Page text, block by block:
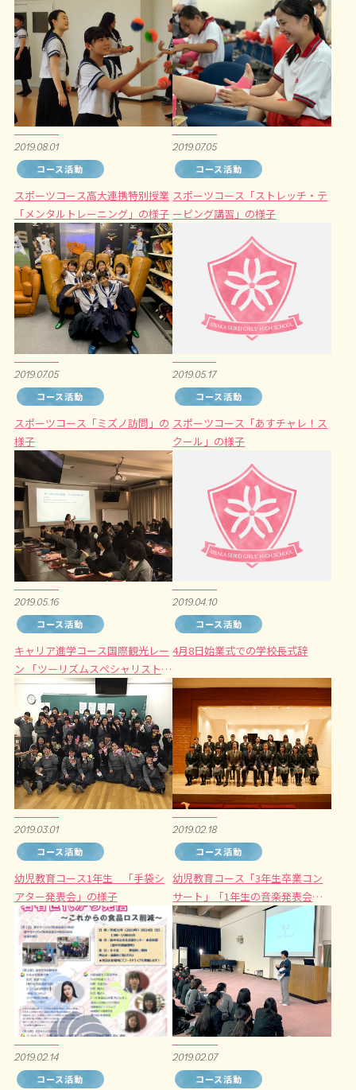
2019.08.01
コース活動
スポーツコース高大連携特別授業
「メンタルトレーニング」の様子
2019.07.05
コース活動
スポーツコース「ストレッチ・テ
ーピング講習」の様子
2019.07.05
コース活動
スポーツコース「ミズノ訪問」の
様子
2019.05.17
コース活動
スポーツコース「あすチャレ！ス
クール」の様子
2019.05.16
コース活動
キャリア進学コース国際観光レー
ン 「ツーリズムスペシャリスト」
の授業の様子
2019.04.10
コース活動
4月8日始業式での学校長式辞
2019.03.01
コース活動
幼児教育コース1年生 「手袋シ
アター発表会」の様子
2019.02.18
コース活動
幼児教育コース「3年生卒業コン
サート」「1年生の音楽発表会」
が行われました。
2019.02.14
コース活動
2019.02.07
コース活動